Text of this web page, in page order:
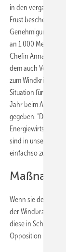
in den
Frust beschert
an 1.000 Metern
Chefin Annalena
dem auch
zum
Situation für die
Jahr beim Ausbau
gegeben. "Das ist
Energiewirtschaft,
sind in unserem
einfachso zusehen",
Wenn sie denn an
der Windbranche
diese in Schwung
Opposition über